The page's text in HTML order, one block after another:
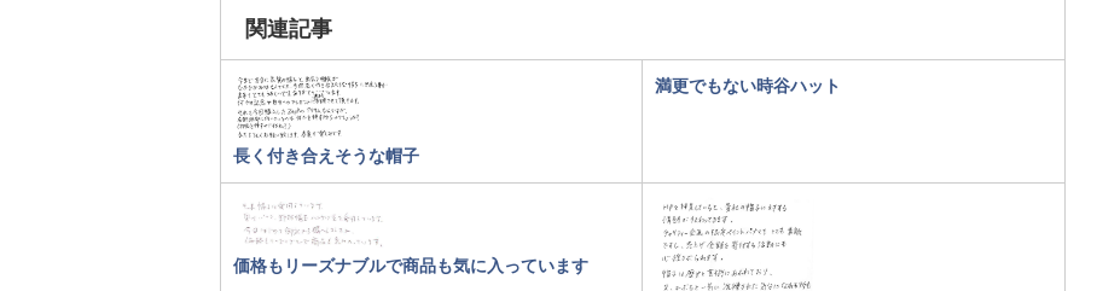
関連記事
長く付き合えそうな帽子
満更でもない時谷ハット
価格もリーズナブルで商品も気に入っています